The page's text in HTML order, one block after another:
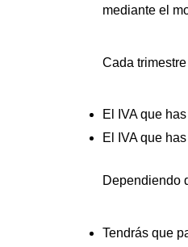
mediante el
Cada
El IVA que
El IVA que
Dependiendo
Tendrás que